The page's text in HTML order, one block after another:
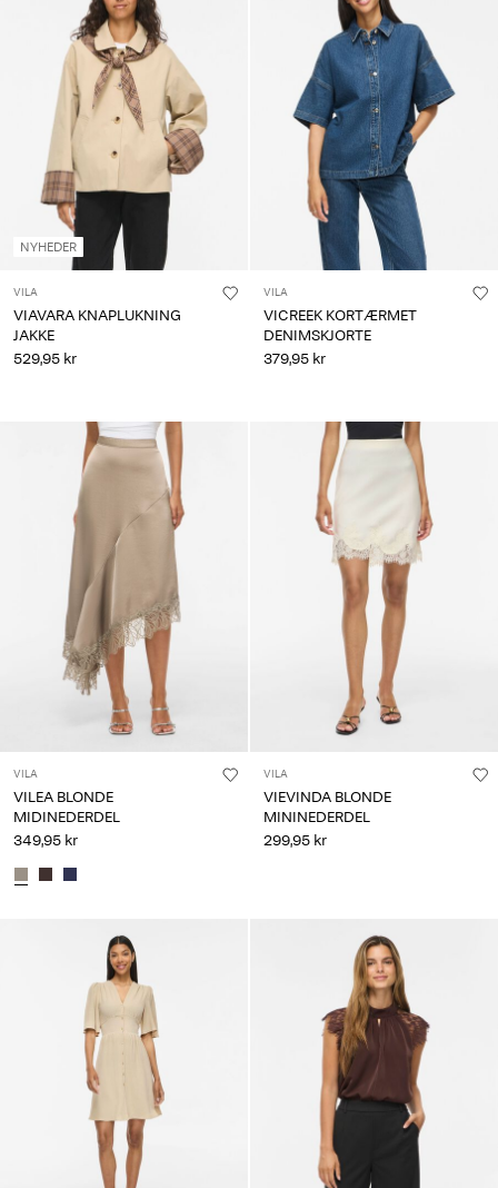
NYHEDER
VILA
VIAVARA KNAPLUKNING
JAKKE
529,95 kr
VILA
VICREEK KORTÆRMET
DENIMSKJORTE
379,95 kr
VILA
VILEA BLONDE
MIDINEDERDEL
349,95 kr
VILA
VIEVINDA BLONDE
MININEDERDEL
299,95 kr